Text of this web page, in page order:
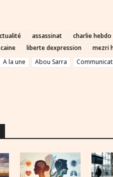
assassinat charlie hebdo
liberte dexpression mezri
A la une Abou Sarra